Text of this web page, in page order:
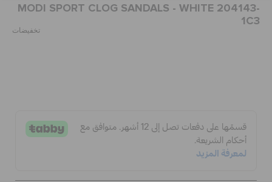
للنساء
جيبيتز تشارمز
MODI SPORT CLOG SANDALS - WHITE 204143-
1C3
تخفيضات